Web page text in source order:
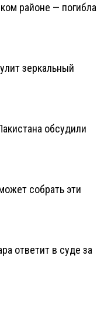
районе — погибла
зеркальный
обсудили
собрать эти
ответит в суде за